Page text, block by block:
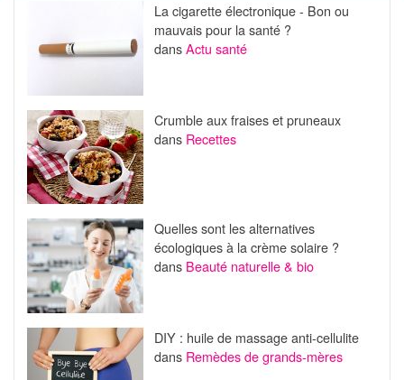
La cigarette électronique - Bon ou
mauvais pour la santé ?
dansActu santé
Crumble aux fraises et pruneaux
dans Recettes
Quelles sont les alternatives
écologiques à la crème solaire ?
dans Beauté naturelle & bio
DIY : huile de massage anti-cellulite
dans Remèdes de grands-mères